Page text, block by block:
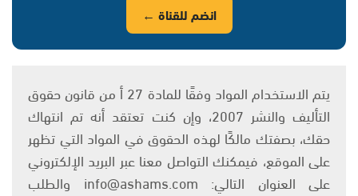
انضم للقناة ←
يتم الاستخدام المواد وفقًا للمادة 27 أ من قانون حقوق
التأليف والنشر 2007، وإن كنت تعتقد أنه تم انتهاك
حقك، بصفتك مالكًا لهذه الحقوق في المواد التي تظهر
على الموقع، فيمكنك التواصل معنا عبر البريد الإلكتروني
على العنوان التالي: info@ashams.com والطلب